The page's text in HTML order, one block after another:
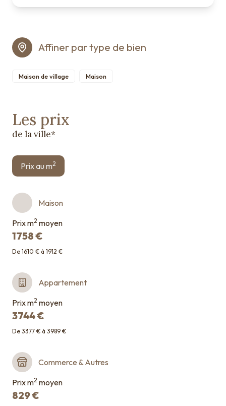
Affiner par type de bien
Maison de village Maison
Les prix
de la ville*
Prix au m2
Maison
Prix m2 moyen
1758 €
De 1610 € à 1912 €
Appartement
Prix m2 moyen
3744 €
De 3377 € à 3989 €
Commerce & Autres
Prix m2 moyen
829 €